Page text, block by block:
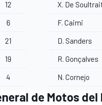
12 X. De
6 F. Caimi
21 D. Sanders
19 R. Gonçalves
4 N. Cornejo
de Motos del